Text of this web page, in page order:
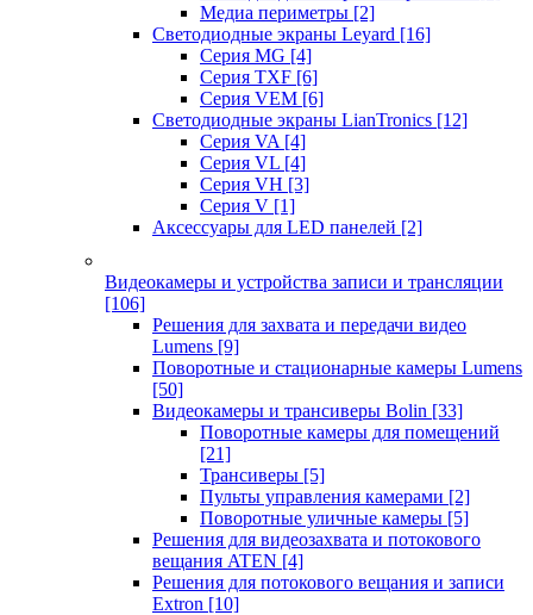
Медиа периметры [2]
Светодиодные экраны Leyard [16]
Серия MG [4]
Серия TXF [6]
Серия VEM [6]
Светодиодные экраны LianTronics [12]
Серия VA [4]
Серия VL [4]
Серия VH [3]
Серия V [1]
Аксессуары для LED панелей [2]
Видеокамеры и устройства записи и трансляции
[106]
Решения для захвата и передачи видео
Lumens [9]
Поворотные и стационарные камеры Lumens
[50]
Видеокамеры и трансиверы Bolin [33]
Поворотные камеры для помещений
[21]
Трансиверы [5]
Пульты управления камерами [2]
Поворотные уличные камеры [5]
Решения для видеозахвата и потокового
вещания ATEN [4]
Решения для потокового вещания и записи
Extron [10]